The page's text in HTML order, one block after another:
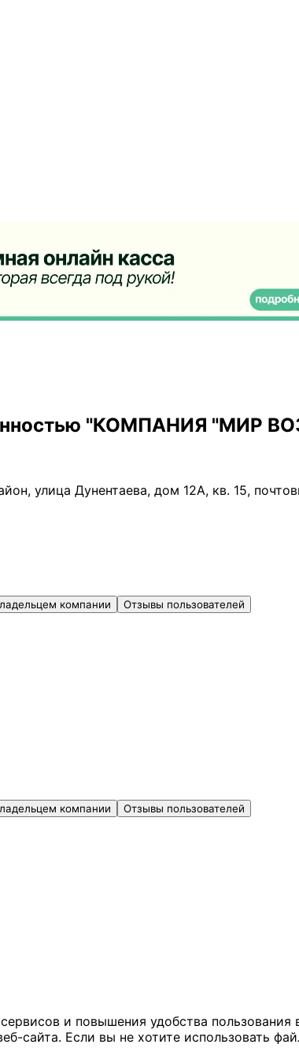
"КОМПАНИЯ
улица Дунентаева, дом 12А, кв. 15,
компании
Отзывы пользователей
компании
Отзывы пользователей
и повышения удобства
Если вы не хотите использовать